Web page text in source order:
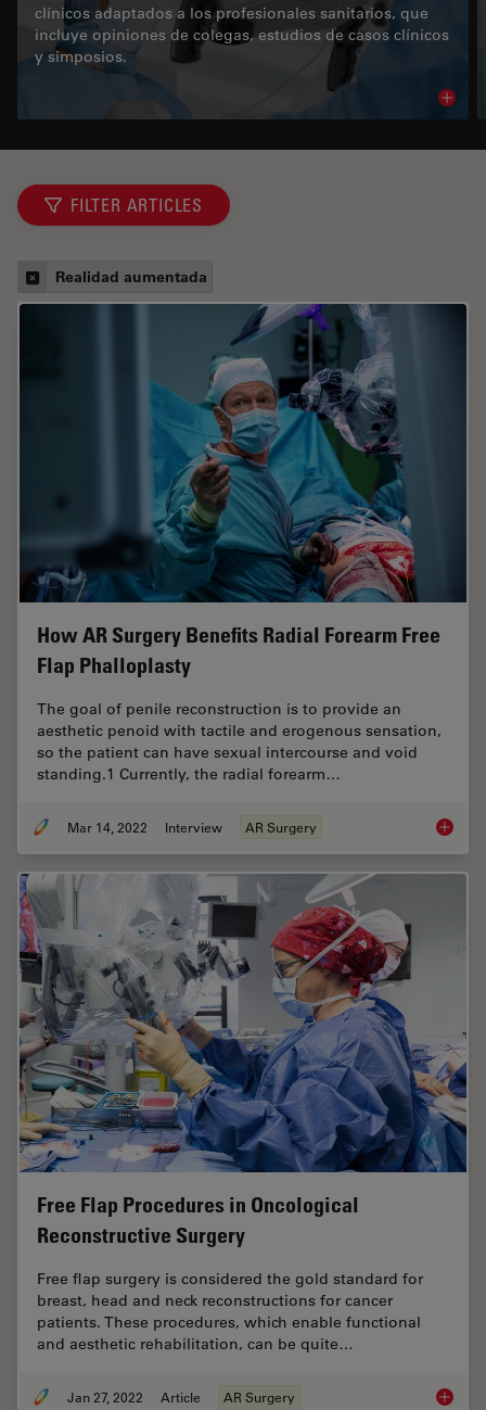
clínicos adaptados a los profesionales sanitarios, que
incluye opiniones de colegas, estudios de casos clínicos
y simposios.
FILTER ARTICLES
Realidad aumentada
How AR Surgery Benefits Radial Forearm Free
Flap Phalloplasty
The goal of penile reconstruction is to provide an
aesthetic penoid with tactile and erogenous sensation,
so the patient can have sexual intercourse and void
standing.1 Currently, the radial forearm…
Mar 14, 2022 Interview AR Surgery How
Free Flap Procedures in Oncological
Reconstructive Surgery
Free flap surgery is considered the gold standard for
breast, head and neck reconstructions for cancer
patients. These procedures, which enable functional
and aesthetic rehabilitation, can be quite…
Jan 27, 2022 Article AR Surgery Free